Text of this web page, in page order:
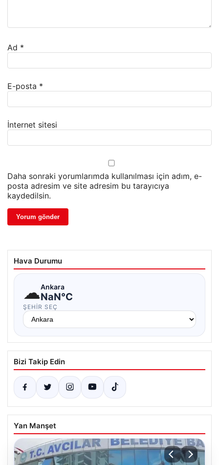
Ad *
E-posta *
İnternet sitesi
Daha sonraki yorumlarımda kullanılması için adım, e-
posta adresim ve site adresim bu tarayıcıya
kaydedilsin.
Hava Durumu
☁Ankara
NaN°C
ŞEHIR SEÇ
Bizi Takip Edin
Yan Manşet